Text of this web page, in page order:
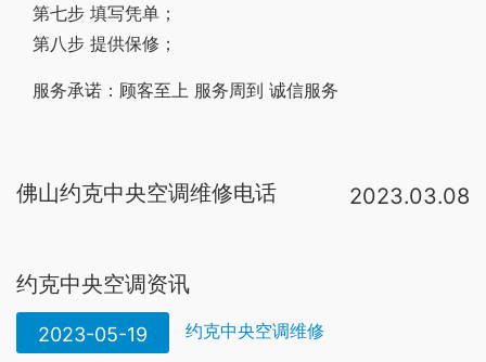
第七步 填写凭单；
第八步 提供保修；
服务承诺：顾客至上 服务周到 诚信服务
佛山约克中央空调维修电话 2023.03.08
约克中央空调资讯
2023-05-19 约克中央空调维修